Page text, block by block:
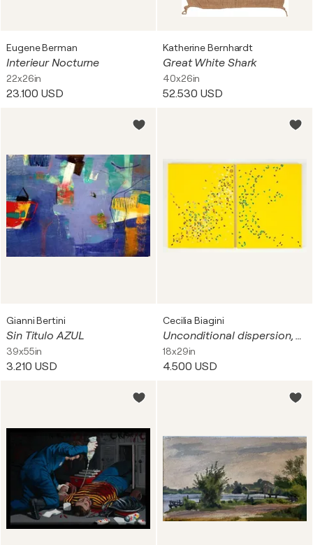
Eugene Berman
Interieur Nocturne
22x26in
23.100 USD
Katherine Bernhardt
Great White Shark
40x26in
52.530 USD
Gianni Bertini
Sin Titulo AZUL
39x55in
3.210 USD
Cecilia Biagini
Unconditional dispersion, diptych
18x29in
4.500 USD